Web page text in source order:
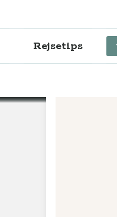
Rejsetips